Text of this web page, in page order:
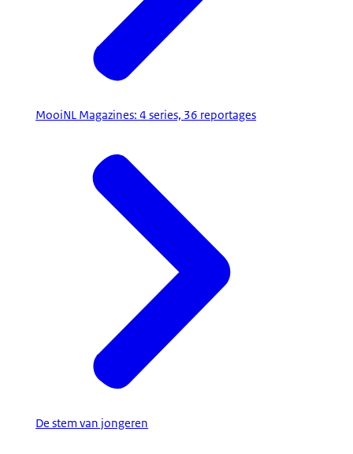
MooiNL Magazines: 4 series, 36 reportages
De stem van jongeren